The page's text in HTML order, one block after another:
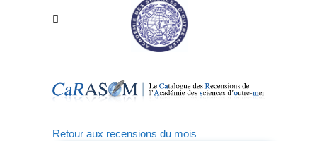
Retour aux recensions du mois